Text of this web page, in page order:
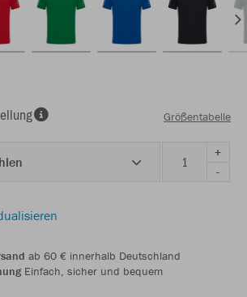
Größentabelle
+
-
ab 60 € innerhalb Deutschland
Einfach, sicher und bequem